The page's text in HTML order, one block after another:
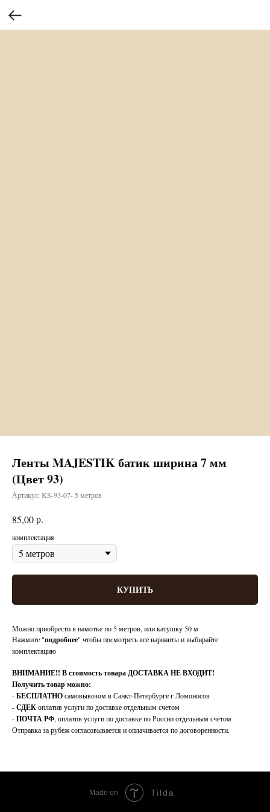
Ленты MAJESTIK батик ширина 7 мм
(Цвет 93)
Артикул: KS-93-07- 5 метров
85,00р.
комплектация
КУПИТЬ
Можно приобрести в намотке по 5 метров, или катушку 50 м
Нажмите "подробнее" чтобы посмотреть все варианты и выбирайте
комплектацию
ВНИМАНИЕ!! В стоимость товара ДОСТАВКА НЕ ВХОДИТ!
Получить товар можно:
-БЕСПЛАТНОсамовывозом в Санкт-Петербурге г Ломоносов
-СДЕКоплатив услуги по доставке отдельным счетом
-ПОЧТА РФ, оплатив услуги по доставке по России отдельным счетом
Отправка за рубеж согласовывается и оплачивается по договоренности.
Made on Tilda